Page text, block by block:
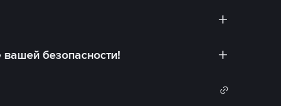
безопасности!